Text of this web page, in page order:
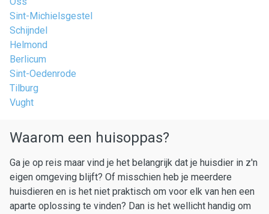
Sint-Michielsgestel
Schijndel
Helmond
Berlicum
Sint-Oedenrode
Tilburg
Vught
Waarom een huisoppas?
Ga je op reis maar vind je het belangrijk dat je huisdier in z'n
eigen omgeving blijft? Of misschien heb je meerdere
huisdieren en is het niet praktisch om voor elk van hen een
aparte oplossing te vinden? Dan is het wellicht handig om